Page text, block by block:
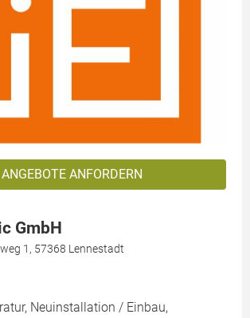
ANGEBOTE ANFORDERN
GmbH
1, 57368 Lennestadt
Neuinstallation / Einbau,